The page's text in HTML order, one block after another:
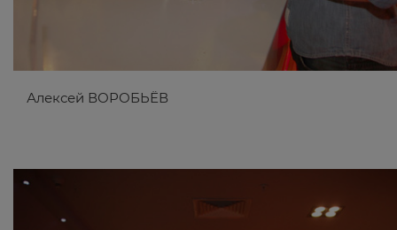
Алексей ВОРОБЬЁВ